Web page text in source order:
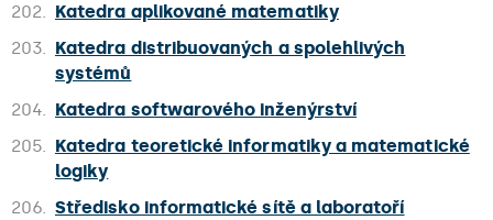
202. Katedra aplikované matematiky
203. Katedra distribuovaných a spolehlivých
systémů
204. Katedra softwarového inženýrství
205. Katedra teoretické informatiky a matematické
logiky
206. Středisko informatické sítě a laboratoří